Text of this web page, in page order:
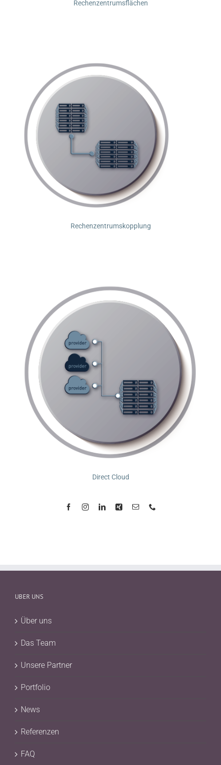
Rechenzentrumsflächen
Rechenzentrumskopplung
Direct Cloud
UBER UNS
Über uns
Das Team
Unsere Partner
Portfolio
News
Referenzen
FAQ